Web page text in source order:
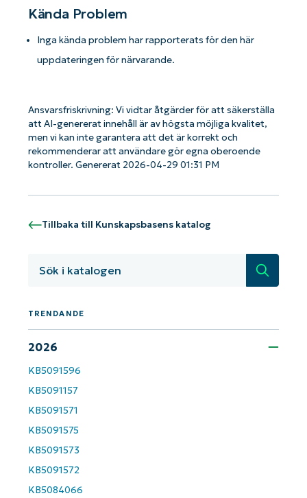
Kända Problem
Inga kända problem har rapporterats för den här
uppdateringen för närvarande.
Ansvarsfriskrivning: Vi vidtar åtgärder för att säkerställa
att AI-genererat innehåll är av högsta möjliga kvalitet,
men vi kan inte garantera att det är korrekt och
rekommenderar att användare gör egna oberoende
kontroller. Genererat 2026-04-29 01:31 PM
Tillbaka till Kunskapsbasens katalog
Sök
TRENDANDE
2026
KB5091596
KB5091157
KB5091571
KB5091575
KB5091573
KB5091572
KB5084066
KB-analyser!
First
and
last
name*
number*
name*